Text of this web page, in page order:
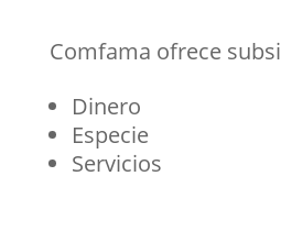
Comfama ofrece
Dinero
Especie
Servicios